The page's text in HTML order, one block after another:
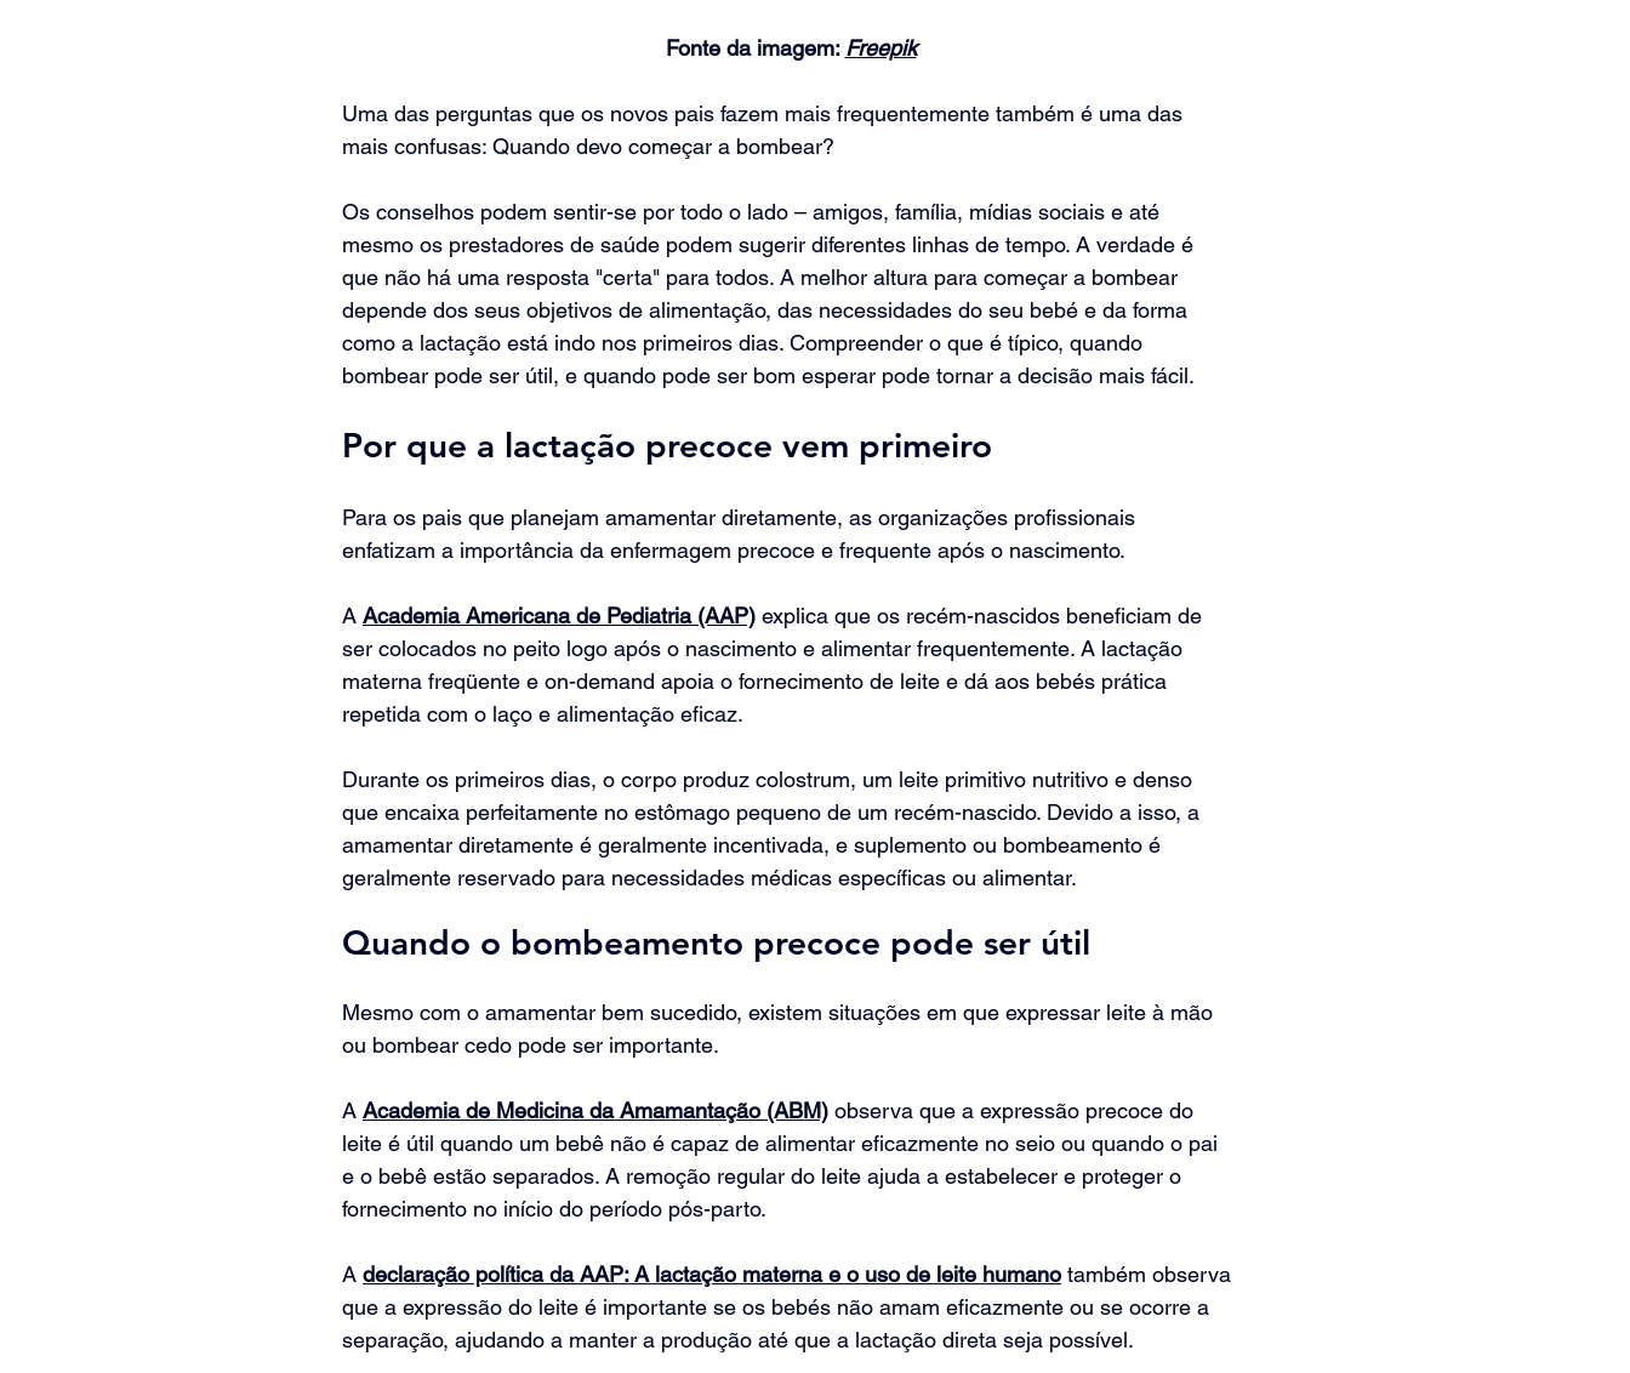
Fonte da imagem: Freepik
Uma das perguntas que os novos pais fazem mais frequentemente também é uma das
mais confusas: Quando devo começar a bombear?
Os conselhos podem sentir-se por todo o lado – amigos, família, mídias sociais e até
mesmo os prestadores de saúde podem sugerir diferentes linhas de tempo. A verdade é
que não há uma resposta "certa" para todos. A melhor altura para começar a bombear
depende dos seus objetivos de alimentação, das necessidades do seu bebé e da forma
como a lactação está indo nos primeiros dias. Compreender o que é típico, quando
bombear pode ser útil, e quando pode ser bom esperar pode tornar a decisão mais fácil.
Por que a lactação precoce vem primeiro
Para os pais que planejam amamentar diretamente, as organizações profissionais
enfatizam a importância da enfermagem precoce e frequente após o nascimento.
A Academia Americana de Pediatria (AAP) explica que os recém-nascidos beneficiam de
ser colocados no peito logo após o nascimento e alimentar frequentemente. A lactação
materna freqüente e on-demand apoia o fornecimento de leite e dá aos bebés prática
repetida com o laço e alimentação eficaz.
Durante os primeiros dias, o corpo produz colostrum, um leite primitivo nutritivo e denso
que encaixa perfeitamente no estômago pequeno de um recém-nascido. Devido a isso, a
amamentar diretamente é geralmente incentivada, e suplemento ou bombeamento é
geralmente reservado para necessidades médicas específicas ou alimentar.
Quando o bombeamento precoce pode ser útil
Mesmo com o amamentar bem sucedido, existem situações em que expressar leite à mão
ou bombear cedo pode ser importante.
A Academia de Medicina da Amamantação (ABM) observa que a expressão precoce do
leite é útil quando um bebê não é capaz de alimentar eficazmente no seio ou quando o pai
e o bebê estão separados. A remoção regular do leite ajuda a estabelecer e proteger o
fornecimento no início do período pós-parto.
A declaração política da AAP: A lactação materna e o uso de leite humano também observa
que a expressão do leite é importante se os bebés não amam eficazmente ou se ocorre a
separação, ajudando a manter a produção até que a lactação direta seja possível.